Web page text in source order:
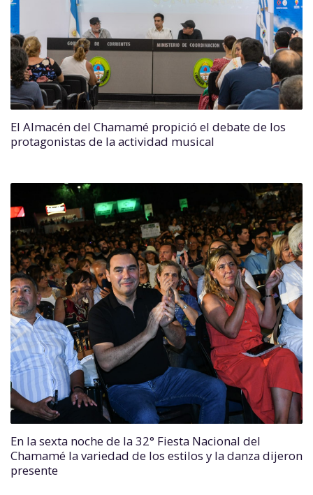
El Almacén del Chamamé propició el debate de los
protagonistas de la actividad musical
En la sexta noche de la 32° Fiesta Nacional del
Chamamé la variedad de los estilos y la danza dijeron
presente